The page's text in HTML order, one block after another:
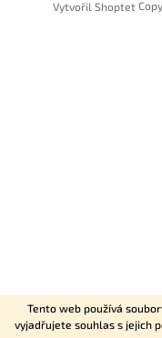
Tento web používá
vyjadřujete souhlas s jejich
Vytvořil Shoptet